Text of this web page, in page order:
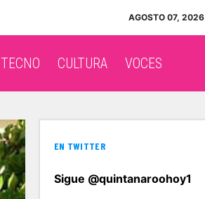
AGOSTO 07, 2026
TECNO CULTURA VOCES
EN TWITTER
Sigue @quintanaroohoy1